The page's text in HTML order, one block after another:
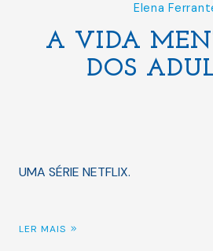
Elena
A VIDA
DOS
UMA SÉRIE NETFLIX.
LER MAIS